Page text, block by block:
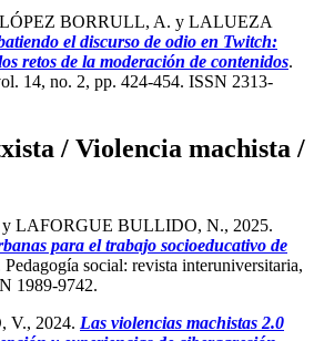
BORRULL, A. y LALUEZA
el discurso de odio en Twitch:
retos de la moderación de contenidos.
14, no. 2, pp. 424-454. ISSN 2313-
/ Violencia machista /
LAFORGUE BULLIDO, N., 2025.
para el trabajo socioeducativo de
Pedagogía social: revista interuniversitaria,
1989-9742.
V., 2024. Las violencias machistas 2.0